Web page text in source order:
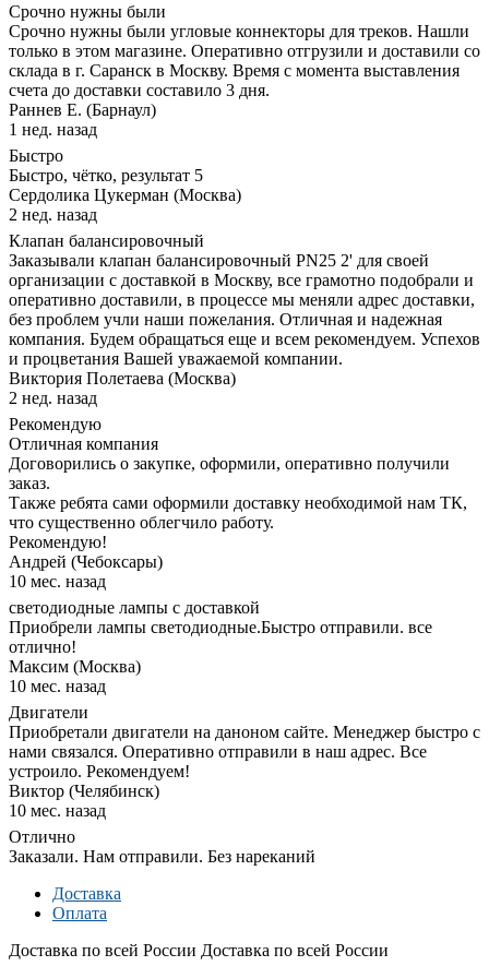
Срочно нужны были
Срочно нужны были угловые коннекторы для треков. Нашли
только в этом магазине. Оперативно отгрузили и доставили со
склада в г. Саранск в Москву. Время с момента выставления
счета до доставки составило 3 дня.
Раннев Е. (Барнаул)
1 нед. назад
Быстро
Быстро, чётко, результат 5
Сердолика Цукерман (Москва)
2 нед. назад
Клапан балансировочный
Заказывали клапан балансировочный PN25 2' для своей
организации с доставкой в Москву, все грамотно подобрали и
оперативно доставили, в процессе мы меняли адрес доставки,
без проблем учли наши пожелания. Отличная и надежная
компания. Будем обращаться еще и всем рекомендуем. Успехов
и процветания Вашей уважаемой компании.
Виктория Полетаева (Москва)
2 нед. назад
Рекомендую
Отличная компания
Договорились о закупке, оформили, оперативно получили
заказ.
Также ребята сами оформили доставку необходимой нам ТК,
что существенно облегчило работу.
Рекомендую!
Андрей (Чебоксары)
10 мес. назад
светодиодные лампы с доставкой
Приобрели лампы светодиодные.Быстро отправили. все
отлично!
Максим (Москва)
10 мес. назад
Двигатели
Приобретали двигатели на даноном сайте. Менеджер быстро с
нами связался. Оперативно отправили в наш адрес. Все
устроило. Рекомендуем!
Виктор (Челябинск)
10 мес. назад
Отлично
Заказали. Нам отправили. Без нареканий
Доставка
Оплата
Доставка по всей России Доставка по всей России